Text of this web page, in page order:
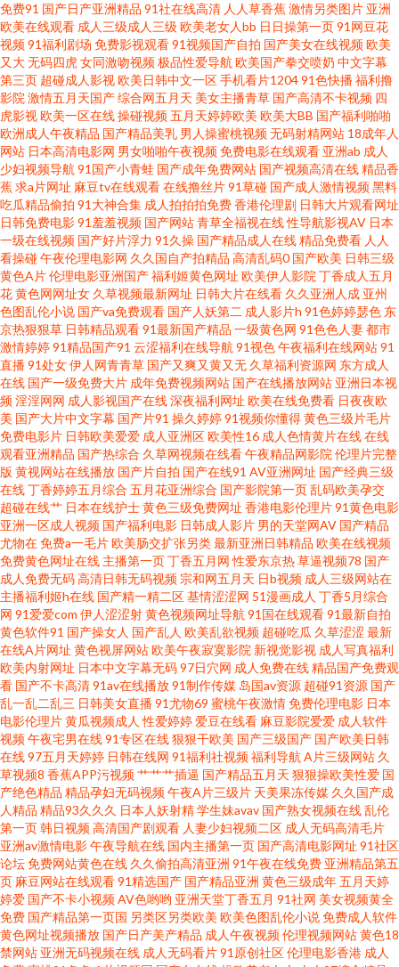
韩成人有码 大香蕉伊人粉红 三年片在线 一级录像 久久超碰香蕉 中文字幕酒
后影院 嫩草福利免费视频 9277影 亲近乱子伦免费视频 成人三级网站国产 深
夜啪啪网址 国产韩日精品黄色 午夜福利456 海角社区尤物 亚洲综合28p 久久
天天干 专业模特与摄影师约拍 欧美日韩一区二 高清不卡免费播放 首页综合
国产精品男女猛烈 香蕉尹人综合在线观看 精品国产自在现线看 又大又粗国产
视频 免费ā片在线观看 99精品视频九九精品 日本www免费 电影天堂bt迅雷下
载 天堂在线v 国产在线不卡视频免费 亚洲制服欧美在线 久草资源色 在线御姐
久久探花国产 美女深夜福利91 91密桃视频 欧美日韩视 91精品视频蓝莓 日本
一区二区三区在线网 国产福利导航在线 专业私人家庭影院 欧美性爱先锋 av
小电影导航 日韩蜜臀91 国产熟女性爱网站 在线观看夫妻 欧美性爱综合日韩
在线一区 白洁小晶 色狼人干 国产精品天天干 亚洲国产专区 精品国产乱子伦
影音先锋资源 欧美A片网址 99精品在线免费观看 日韩大无码视频一区 国产精
品亚洲资源 亚洲欧美另类精品二区 精品国产日韩亚 国产免一二在线观看 国
产精品片 亚洲图片校园春色 免费视屏 99热精品中文字幕 日韩精品第三页 国
产后入自慰大片 亚洲gv 红桃视频最新网址 在线观看免费亚洲 欧美乱xxxxx
wwwwww91 日韩午夜成人无码 国产日韩欧美系列 亚洲日韩欧美精品 精品日
产乱码卡一卡2卡三 不卡在线观看视频国产 超碰好屌色 97亚洲中文 日韩中文
字幕理论在线 国产免费毛卡片老年人 亚洲欧美中文日韩二区 久96热这里 最
近中文视频高清 日韩亚洲视频 国产美腿肉丝 亚洲人网站 美女美乳裸身 91视
频逼网站 日本电影午夜福利 国产精品欧美综合在线 亚洲精品∧v在 久久草福
利在线 91黄色小视频 日韩欧美不卡 国产精品一品道 亚洲女优在线观看国产
麻豆传媒网站 91做爱视频 日本综合中文字幕 国产精品区牛牛影院 一本综合
免费91 国产日产亚洲精品 91社在线高清 人人草香蕉激情另类图片 亚洲
欧美在线观看 成人三级成人三级 欧美老女人bb 日日操第一页91网豆花
视频91福利剧场 免费影视观看91视频国产自拍 国产美女在线视频欧美
又大无码四虎女同激吻视频极品性爱导航 欧美国产拳交喷奶 中文字幕
第三页 超碰成人影视欧美日韩中文一区手机看片120491色快播福利撸
影院 激情五月天国产综合网五月天 美女主播青草 国产高清不卡视频 四
虎影视欧美一区在线操碰视频五月天婷婷欧美 欧美大BB 国产福利啪啪
欧洲成人午夜精品 国产精品美乳 男人操蜜桃视频无码射精网站 18成年人
网站 日本高清电影网 男女啪啪午夜视频免费电影在线观看 亚洲ab 成人
少妇视频导航 91国产小青蛙 国产成年免费网站 国产视频高清在线精品香
蕉求a片网址 麻豆tv在线观看在线撸丝片91草碰 国产成人激情视频黑料
吃瓜精品偷拍 91大神合集 成人拍拍拍免费香港伦理剧 日韩大片观看网址
日韩免费电影91羞羞视频 国产网站青草全福视在线性导航影视AV 日本
一级在线视频 国产好片浮力 91久操 国产精品成人在线精品免费看 人人
看操碰午夜伦理电影网 久久国自产拍精品 高清乱码0 国产欧美 日韩三级
黄色A片伦理电影亚洲国产福利姬黄色网址 欧美伊人影院 丁香成人五月
花黄色网网址女 久草视频最新网址 日韩大片在线看 久久亚洲人成 亚州
色图乱伦小说 国产va免费观看 国产人妖第二 成人影片h 91色婷婷瑟色 东
京热狠狠草 日韩精品观看91最新国产精品 一级黄色网 91色色人妻都市
激情婷婷91精品国产91 云涩福利在线导航 91视色午夜福利在线网站91
直播91处女伊人网青青草 国产又爽又黄又无 久草福利资源网 东方成人
在线 国产一级免费大片 成年免费视频网站 国产在线播放网站 亚洲日本视
频淫淫网网 成人影视国产在线深夜福利网址 欧美在线免费看 日夜夜欧
美 国产大片中文字幕 国产片91 操久婷婷91视频你懂得黄色三级片毛片
免费电影片 日韩欧美爱爱 成人亚洲区欧美性16 成人色情黄片在线在线
观看亚洲精品 国产热综合 久草网视频在线看午夜精品网影院 伦理片完整
版 黄视网站在线播放 国产片自拍 国产在线91 AV亚洲网址 国产经典三级
在线丁香婷婷五月综合 五月花亚洲综合 国产影院第一页乱码欧美孕交
超碰在线艹 日本在线护士黄色三级免费网址 香港电影伦理片91黄色电影
亚洲一区成人视频 国产福利电影 日韩成人影片 男的天堂网AV 国产精品
尤物在免费a一毛片欧美肠交扩张另类最新亚洲日韩精品 欧美在线视频
免费黄色网址在线 主播第一页丁香五月网 性爱东京热草逼视频78 国产
成人免费无码高清日韩无码视频 宗和网五月天 日b视频 成人三级网站在
主播福利姬h在线 国产精一精二区基情涩涩网 51漫画成人 丁香5月综合
网 91爱爱com 伊人涩涩射黄色视频网址导航 91国在线观看91最新自拍
黄色软件91 国产操女人 国产乱人 欧美乱欲视频 超碰吃瓜 久草涩涩 最新
在线A片网址 黄色视屏网站欧美午夜寂寞影院 新视觉影视 成人写真福利
欧美内射网址 日本中文字幕无码97日穴网 成人免费在线精品国产免费观
看 国产不卡高清91av在线播放91制作传媒 岛国av资源 超碰91资源 国产
乱一乱二乱三 日韩美女直播91尤物69 蜜桃午夜激情免费伦理电影 日本
电影伦理片黄瓜视频成人 性爱婷婷爱豆在线看 麻豆影院爱爱 成人软件
视频午夜宅男在线91专区在线狠狠干欧美 国产三级国产 国产欧美日韩
在线97五月天婷婷 日韩在线网 91福利社视频福利导航 A片三级网站 久
草视频8 香蕉APP污视频艹艹艹插逼 国产精品五月天 狠狠操欧美性爱 国
产绝色精品 精品孕妇无码视频午夜A片三级片 天美果冻传媒 久久国产成
人精品 精品93久久久 日本人妖射精学生妹avav 国产熟女视频在线乱伦
第一页韩日视频高清国产剧观看 人妻少妇视频二区 成人无码高清毛片
亚洲av激情电影午夜导航在线 国内主播第一页 国产高清电影网址 91社区
论坛免费网站黄色在线 久久偷拍高清亚洲 91午夜在线免费 亚洲精品第五
页 麻豆网站在线观看91精选国产 国产精品亚洲 黄色三级成年五月天婷
婷爱 国产不卡小视频AV色哟哟 亚洲天堂丁香五月 91社网 美女视频黄全
免费 国产精品第一页国 另类区另类欧美 欧美色图乱伦小说免费成人软件
黄色网址视频播放 国产日产美产精品 成人午夜视频伦理视频网站黄色18
禁网站 亚洲无码视频在线 成人无码看片91原创社区伦理电影香港 成人